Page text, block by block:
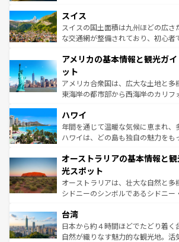
を参照してほしい。
は、お酒好きな人にはぜひ体験してほしい。 な
ドイツ情報はコンテンツ一覧を参照
リアごとに異なる魅力がある。また
ティー、ビール好きにはたまらな
戦など、本場だからこそできる体験
ンツ一覧を参照してほしい。
スイス
スイスの国土面積は九州ほどの広
な交通網が整備されており、初心者
の建物がそのまま残る町や、スイス
博物館もあり、アルプス観光だけで
ことができる。国民の所得が高いた
者向けの交通パス提供のサービスも
着のスイス情報は
アメリカの基本情報と観光ガ
ット
アメリカ合衆国は、広大な土地と多
東海岸の都市部から西海岸のカリフ
のような巨大都市は、観光、ショッ
ンメントが詰まった刺激的なスポッ
西部には大自然が広がり、グランド
部のニューオーリンズでは、音楽と
文化が魅力。旅行者はアメリカの各
しみながら、その多様性と豊かな歴
るだろう。車でのロードトリップや
情報は
ハワイ
年間を通じて温暖な気候に恵まれ、
ハワイは、どの島も独自の魅力をも
ワイ島は見逃せない。また、定番の
島だが、静かな自然を求めるならマ
おすすめ。エメラルドグリーンに輝
文化や歴史が息づいている。「アロ
人々、おいしいローカルフードやハ
ク、伝統的なフラダンスなど、すべ
っている。訪れるたびに新しい発見
オーストラリアの基本情報と
光スポット
オーストラリアは、壮大な自然と多
シドニーのシンボルであるシドニー
リアリーフや大陸中央部にそびえる
ク）、タスマニアの美しい原生林や
ど、見どころがたくさん。また、カ
台湾
日本から約４時間ほどでたどり着く
自然が織りなす魅力的な観光地。活